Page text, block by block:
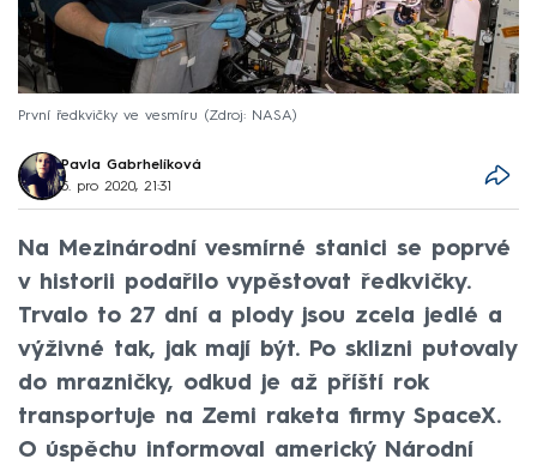
První ředkvičky ve vesmíru Zdroj: NASA
Pavla Gabrhelíková
5. pro 2020, 21:31
Na Mezinárodní vesmírné stanici se poprvé
v historii podařilo vypěstovat ředkvičky.
Trvalo to 27 dní a plody jsou zcela jedlé a
výživné tak, jak mají být. Po sklizni putovaly
do mrazničky, odkud je až příští rok
transportuje na Zemi raketa firmy SpaceX.
O úspěchu informoval americký Národní